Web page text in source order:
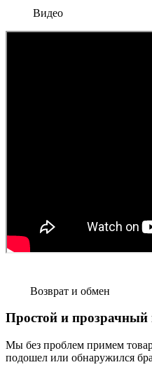
Видео
Возврат и обмен
Простой и прозрачный
Мы без проблем примем
подошел или обнаружился